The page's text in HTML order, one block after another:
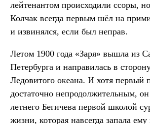
лейтенантом происходили ссоры,
Колчак всегда первым шёл на
и извинялся, если был неправ.
Летом 1900 года «Заря» вышла из
Петербурга и направилась в
Ледовитого океана. И хотя первый
достаточно непродолжительным,
летнего Бегичева первой школой
жизни, которая навсегда запала